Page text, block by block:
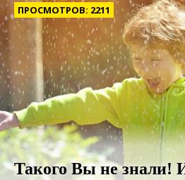
ПРОСМОТРОВ: 2211
Такого Вы не знали!